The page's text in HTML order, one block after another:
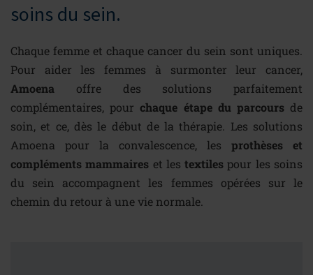
soins du sein.
Chaque femme et chaque cancer du sein sont uniques.
Pour aider les femmes à surmonter leur cancer,
Amoena offre des solutions parfaitement
complémentaires, pour chaque étape du parcours de
soin, et ce, dès le début de la thérapie. Les solutions
Amoena pour la convalescence, les prothèses et
compléments mammaires et lestextiles pour les soins
du sein accompagnent les femmes opérées sur le
chemin du retour à une vie normale.